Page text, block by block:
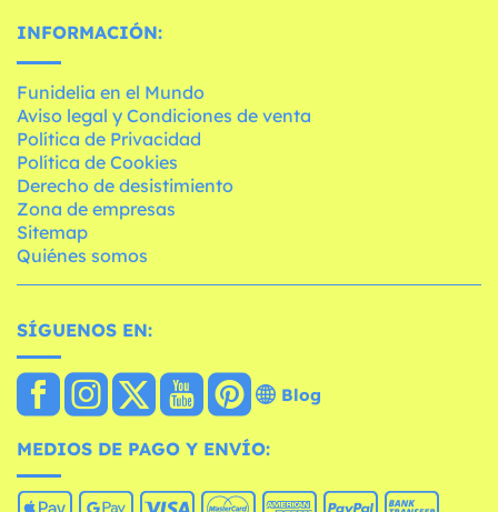
INFORMACIÓN:
Funidelia en el Mundo
Aviso legal y Condiciones de venta
Política de Privacidad
Política de Cookies
Derecho de desistimiento
Zona de empresas
Sitemap
Quiénes somos
SÍGUENOS EN:
Blog
MEDIOS DE PAGO Y ENVÍO: